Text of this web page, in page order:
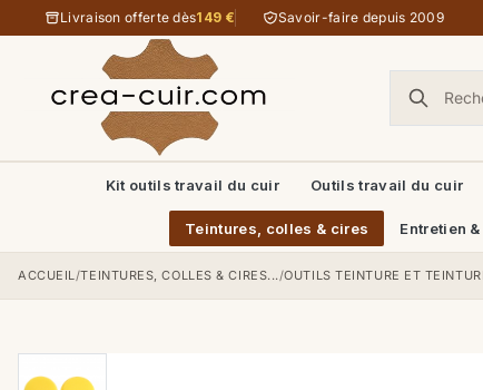
Aller au contenu
Livraison offerte dès149 € Savoir-faire depuis 2009
Kit outils travail du cuir Outils travail du cuir
Teintures, colles & cires Entretien
ACCUEIL/TEINTURES, COLLES & CIRES.../OUTILS TEINTURE ET